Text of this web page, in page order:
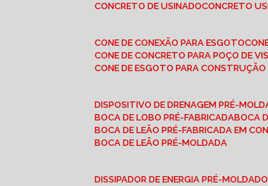
CONCRETO DE USINADO CONCRETO
CONE DE CONEXÃO PARA ESGOTO
CONE DE CONCRETO PARA POÇO DE
CONE DE ESGOTO PARA
DISPOSITIVO DE DRENAGEM PRÉ-
BOCA DE LOBO PRÉ-FABRICADA BOCA
BOCA DE LEÃO PRÉ-FABRICADA EM
BOCA DE LEÃO PRÉ-MOLDADA
DISSIPADOR DE ENERGIA PRÉ-